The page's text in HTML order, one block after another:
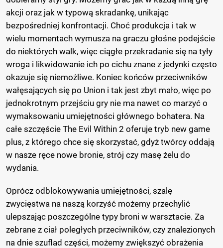
akcji oraz jak w typową skradankę, unikając
bezpośredniej konfrontacji. Choć produkcja i tak w
wielu momentach wymusza na graczu głośne podejście
do niektórych walk, więc ciągłe przekradanie się na tyły
wroga i likwidowanie ich po cichu znane z jedynki często
okazuje się niemożliwe. Koniec końców przeciwników
wałęsających się po Union i tak jest zbyt mało, więc po
jednokrotnym przejściu gry nie ma nawet co marzyć o
wymaksowaniu umiejętności głównego bohatera. Na
całe szczęście The Evil Within 2 oferuje tryb new game
plus, z którego chce się skorzystać, gdyż twórcy oddają
w nasze ręce nowe bronie, strój czy masę żelu do
wydania.
Oprócz odblokowywania umiejętności, szalę
zwycięstwa na naszą korzyść możemy przechylić
ulepszając poszczególne typy broni w warsztacie. Za
zebrane z ciał poległych przeciwników, czy znalezionych
na dnie szuflad części, możemy zwiększyć obrażenia